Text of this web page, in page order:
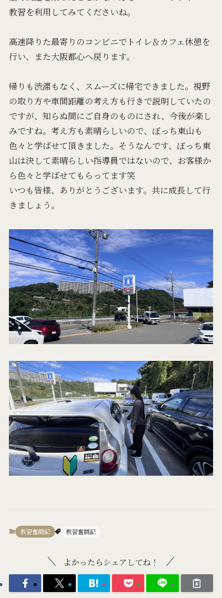
教習を利用してみてくださいね。
高速降りた最寄りのコンビニでトイレ＆カフェ休憩を
行い、また大阪都心へ戻ります。
帰りも渋滞もなく、スムーズに帰宅できました。視野
の取り方や車間距離の考え方も行きで説明していたの
ですが、知らぬ間にご自身のものにされ、今後が楽し
みですね。考え方も素晴らしいので、ぼっち東山も
色々と学ばせて頂きました。そうなんです、ぼっち東
山は決して素晴らしい指導員ではないので、お客様か
ら色々と学ばせてもらってます笑
いつも皆様、ありがとうございます。共に成長して行
きましょう。
教習奮闘記 教習奮闘記
よかったらシェアしてね！